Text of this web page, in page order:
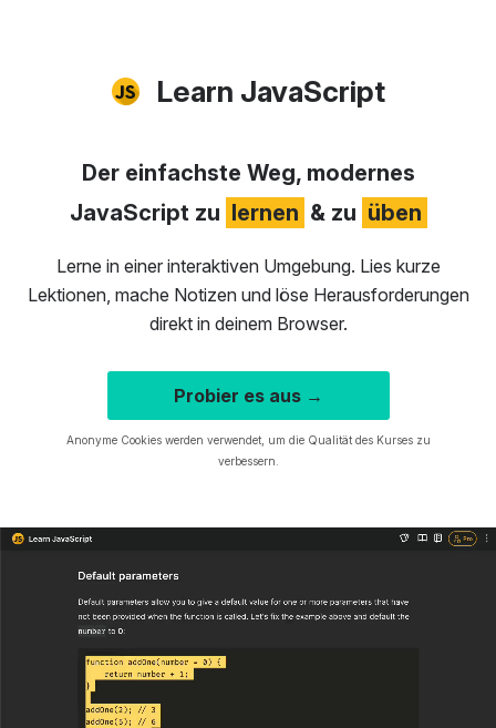
Learn JavaScript
Der einfachste Weg, modernes
JavaScript zu
lernen & zu üben
Lerne in einer interaktiven Umgebung. Lies kurze
Lektionen, mache Notizen und löse Herausforderungen
direkt in deinem Browser.
Probier es aus →
Anonyme Cookies werden verwendet, um die Qualität des Kurses zu
verbessern.